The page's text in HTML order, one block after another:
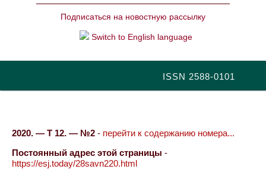
Подписаться на новостную рассылку
Switch to English language
ISSN 2588-0101
2020. — Т 12. — №2 - перейти к содержанию номера...
Постоянный адрес этой страницы -
https://esj.today/28savn220.html